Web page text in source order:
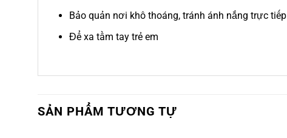
Bảo quản nơi khô thoáng, tránh ánh nắng trực tiếp
Để xa tầm tay trẻ em
SẢN PHẨM TƯƠNG TỰ